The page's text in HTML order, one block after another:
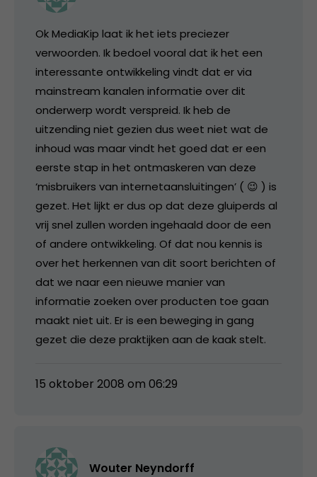
Ok MediaKip laat ik het iets preciezer
verwoorden. Ik bedoel vooral dat ik het een
interessante ontwikkeling vindt dat er via
mainstream kanalen informatie over dit
onderwerp wordt verspreid. Ik heb de
uitzending niet gezien dus weet niet wat de
inhoud was maar vindt het goed dat er een
eerste stap in het ontmaskeren van deze
‘misbruikers van internetaansluitingen’ ( 😉 ) is
gezet. Het lijkt er dus op dat deze gluiperds al
vrij snel zullen worden ingehaald door de een
of andere ontwikkeling. Of dat nou kennis is
over het herkennen van dit soort berichten of
dat we naar een nieuwe manier van
informatie zoeken over producten toe gaan
maakt niet uit. Er is een beweging in gang
gezet die deze praktijken aan de kaak stelt.
15 oktober 2008 om 06:29
Wouter Neyndorff